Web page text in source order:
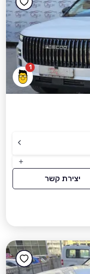
1
יצירת קשר